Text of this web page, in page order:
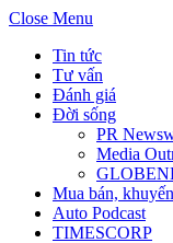
Close Menu
Tin tức
Tư vấn
Đánh giá
Đời sống
PR
Media
Mua bán,
Auto Podcast
TIMESCORP